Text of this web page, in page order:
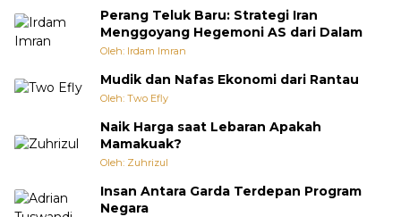
Perang Teluk Baru: Strategi Iran
Menggoyang Hegemoni AS dari Dalam
Oleh: Irdam Imran
Mudik dan Nafas Ekonomi dari Rantau
Oleh: Two Efly
Naik Harga saat Lebaran Apakah
Mamakuak?
Oleh: Zuhrizul
Insan Antara Garda Terdepan Program
Negara